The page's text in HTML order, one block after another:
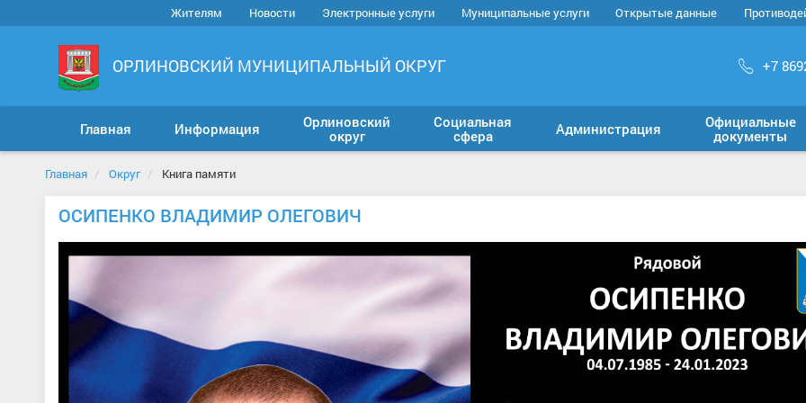
Жителям Новости Электронные услуги Муниципальные услуги Открытые данные
ОРЛИНОВСКИЙ МУНИЦИПАЛЬНЫЙ ОКРУГ +7
Главная Информация
Орлиновский
округ
Социальная
сфера
Администрация
Официальные
документы
Главная Округ Книга памяти
ОСИПЕНКО ВЛАДИМИР ОЛЕГОВИЧ